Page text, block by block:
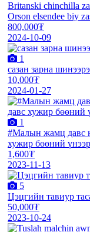
Britanski chinchilla
Orson elsendee biy
800,000₮
2024-10-09
1
сазан зарна шинээрэ
10,000₮
2024-01-27
1
#Малын жамц давс
хужир бөөний
1,600₮
2023-11-13
5
Цэцгийн тавиур
50,000₮
2023-10-24